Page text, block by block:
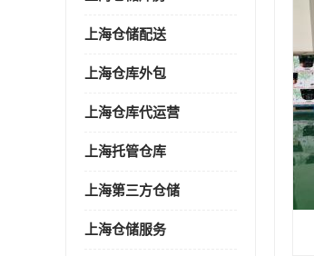
上海仓储配送
上海仓库外包
上海仓库代运营
上海托管仓库
上海第三方仓储
上海仓储服务